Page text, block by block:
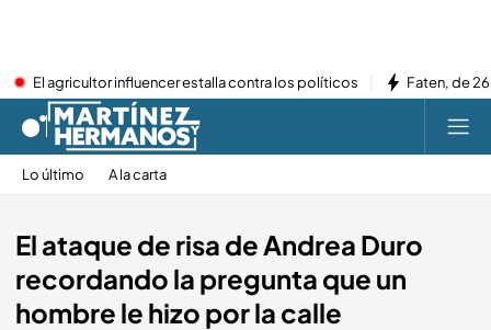
El agricultor influencer estalla contra los políticos Faten, de
Lo último A la carta
El ataque de risa de Andrea Duro
recordando la pregunta que un
hombre le hizo por la calle